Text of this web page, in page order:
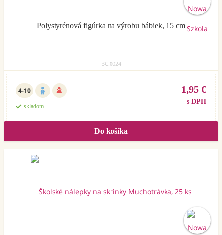
Polystyrénová figúrka na výrobu bábiek, 15 cm
BC.0024
4-10
skladom
1,95 €
s DPH